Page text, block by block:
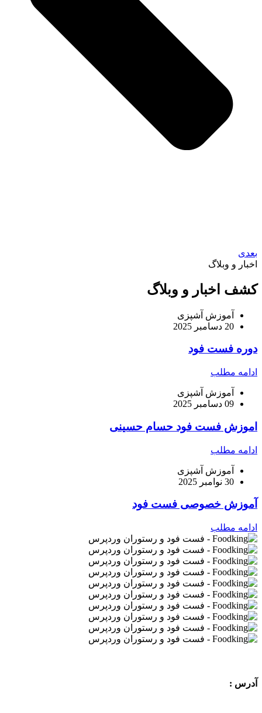
بعدی
اخبار و وبلاگ
کشف اخبار و وبلاگ
آموزش آشپزی
20 دسامبر 2025
دوره فست فود
ادامه مطلب
آموزش آشپزی
09 دسامبر 2025
اموزش فست فود حسام حسینی
ادامه مطلب
آموزش آشپزی
30 نوامبر 2025
آموزش خصوصی فست فود
ادامه مطلب
آدرس :